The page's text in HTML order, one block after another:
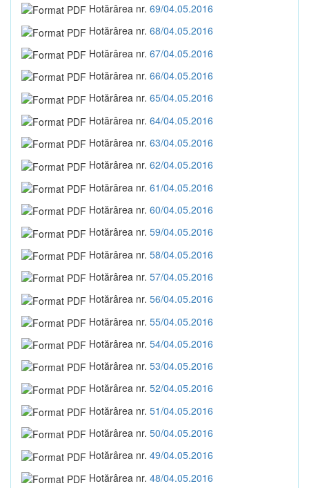
Hotărârea nr. 69/04.05.2016
Hotărârea nr. 68/04.05.2016
Hotărârea nr. 67/04.05.2016
Hotărârea nr. 66/04.05.2016
Hotărârea nr. 65/04.05.2016
Hotărârea nr. 64/04.05.2016
Hotărârea nr. 63/04.05.2016
Hotărârea nr. 62/04.05.2016
Hotărârea nr. 61/04.05.2016
Hotărârea nr. 60/04.05.2016
Hotărârea nr. 59/04.05.2016
Hotărârea nr. 58/04.05.2016
Hotărârea nr. 57/04.05.2016
Hotărârea nr. 56/04.05.2016
Hotărârea nr. 55/04.05.2016
Hotărârea nr. 54/04.05.2016
Hotărârea nr. 53/04.05.2016
Hotărârea nr. 52/04.05.2016
Hotărârea nr. 51/04.05.2016
Hotărârea nr. 50/04.05.2016
Hotărârea nr. 49/04.05.2016
Hotărârea nr. 48/04.05.2016